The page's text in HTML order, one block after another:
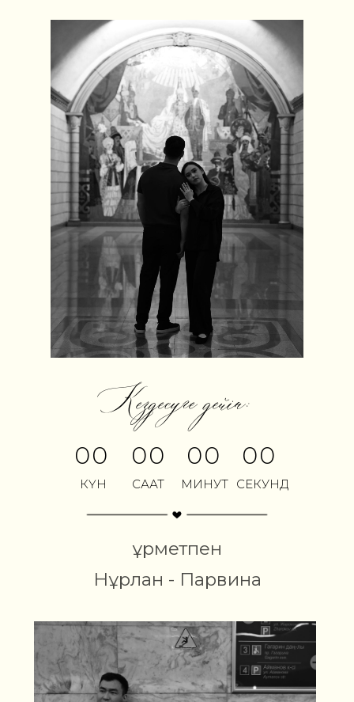
00
00
00
00
СЕКУНД
МИНУТ
САҒАТ
КҮН
Құрметпен
Нұрлан - Парвина
Кездесуге дейін: